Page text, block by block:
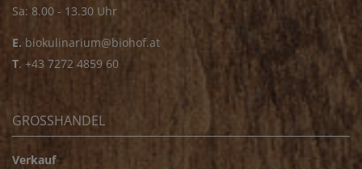
Sa: 8.00 - 13.30 Uhr
E. biokulinarium@biohof.at
T. +43 7272 4859 60
GROSSHANDEL
Verkauf